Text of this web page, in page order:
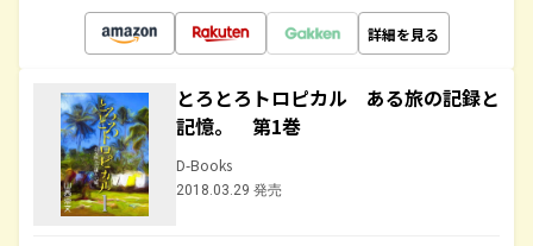
詳細を見る
とろとろトロピカル ある旅の記録と
記憶。 第1巻
D-Books
2018.03.29 発売